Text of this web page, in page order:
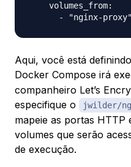
    volumes_from:
Aqui, você está
Docker Compose irá
companheiro Let’s
especifique o
jwilder/
mapeie as portas HTTP
volumes que serão
de execução.